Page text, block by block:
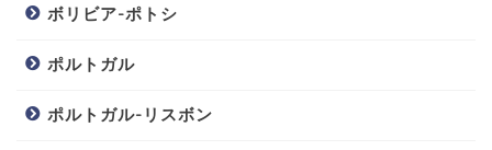
ボリビア-ポトシ
ポルトガル
ポルトガル-リスボン